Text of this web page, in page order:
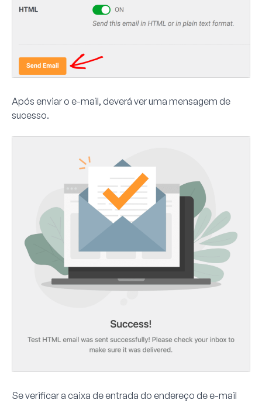
Após enviar o e-mail, deverá ver uma mensagem de
sucesso.
Se verificar a caixa de entrada do endereço de e-mail